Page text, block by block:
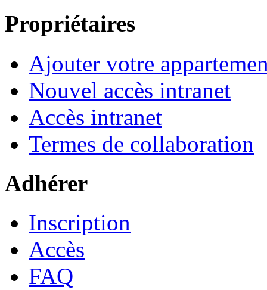
Propriétaires
Ajouter votre
Nouvel accès intranet
Accès intranet
Termes de collaboration
Adhérer
Inscription
Accès
FAQ